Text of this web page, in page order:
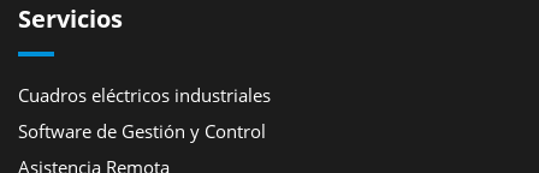
Servicios
Cuadros eléctricos industriales
Software de Gestión y Control
Asistencia Remota